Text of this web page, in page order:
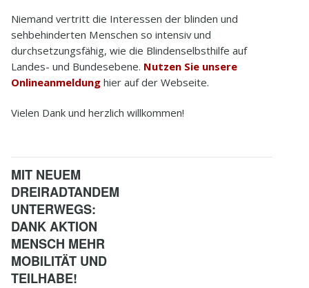
Niemand vertritt die Interessen der blinden und
sehbehinderten Menschen so intensiv und
durchsetzungsfähig, wie die Blindenselbsthilfe auf
Landes- und Bundesebene. Nutzen Sie unsere
Onlineanmeldung hier auf der Webseite.
Vielen Dank und herzlich willkommen!
MIT NEUEM
DREIRADTANDEM
UNTERWEGS:
DANK AKTION
MENSCH MEHR
MOBILITÄT UND
TEILHABE!